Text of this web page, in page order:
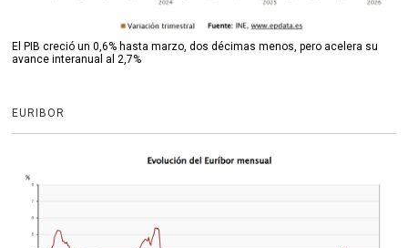
El PIB creció un 0,6% hasta marzo, dos décimas menos, pero acelera su
avance interanual al 2,7%
EURIBOR